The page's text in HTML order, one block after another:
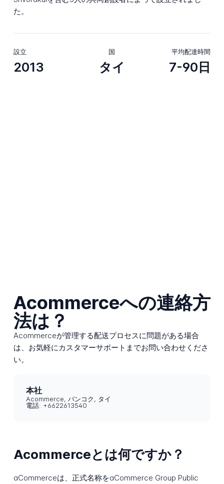
た。
設立
2013
国
タイ
平均配達時間
7-90日
Acommerceへの連絡方
法は？
Acommerceが管理する配送プロセスに問題がある場合
は、お気軽にカスタマーサポートまでお問い合わせくださ
い。
本社
Acommerce, バンコク, タイ
電話: +6622613540
Acommerceとは何ですか？
aCommerceは、正式名称をaCommerce Group Public